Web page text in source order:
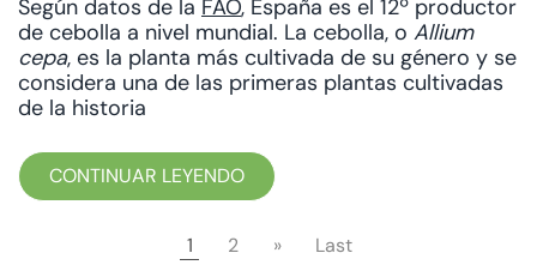
Según datos de la FAO, España es el 12º productor
de cebolla a nivel mundial. La cebolla, o Allium
cepa, es la planta más cultivada de su género y se
considera una de las primeras plantas cultivadas
de la historia
CONTINUAR LEYENDO
1 2 » Last